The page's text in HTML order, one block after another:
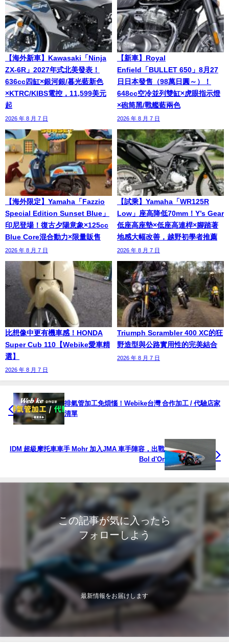
【海外新車】Kawasaki「Ninja
ZX-6R」2027年式北美發表！
636cc四缸×銀河銀/暮光藍新色
×KTRC/KIBS電控，11,599美元
起
2026 年 8 月 7 日
【新車】Royal
Enfield「BULLET 650」8月27
日日本發售（98萬日圓～）！
648cc空冷並列雙缸×虎眼指示燈
×砲筒黑/戰艦藍兩色
2026 年 8 月 7 日
【海外限定】Yamaha「Fazzio
Special Edition Sunset Blue」
印尼登場！復古夕陽意象×125cc
Blue Core混合動力×限量販售
2026 年 8 月 7 日
【試乘】Yamaha「WR125R
Low」座高降低70mm！Y’s Gear
低座高座墊×低座高連桿×腳踏著
地感大幅改善，越野初學者推薦
2026 年 8 月 7 日
比想像中更有機車感！HONDA
Super Cub 110【Webike愛車精
選】
2026 年 8 月 7 日
Triumph Scrambler 400 XC的狂
野造型與公路實用性的完美結合
2026 年 8 月 7 日
排氣管加工免煩惱！Webike台灣 合作加工 / 代驗店家
清單
IDM 超級摩托車車手 Mohr 加入JMA 車手陣容，出戰
Bol d'Or
この記事が気に入ったら
フォローしよう
最新情報をお届けします